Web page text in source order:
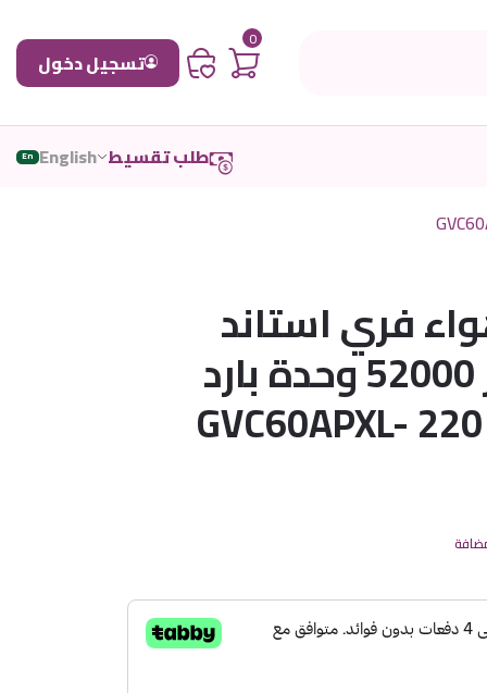
0
تسجيل دخول
طلب تقسيط English
En
فري استاند
دولابي انفيرتر 52000 وحدة بارد
فقط – كهرب 220 GVC60APXL-